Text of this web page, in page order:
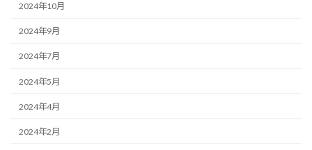
2024年10月
2024年9月
2024年7月
2024年5月
2024年4月
2024年2月